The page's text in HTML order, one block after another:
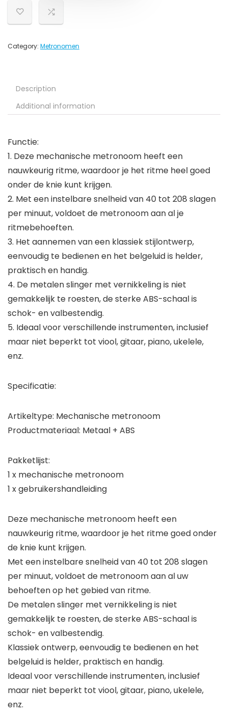
Category: Metronomen
Description
Additional information
Functie:
1. Deze mechanische metronoom heeft een
nauwkeurig ritme, waardoor je het ritme heel goed
onder de knie kunt krijgen.
2. Met een instelbare snelheid van 40 tot 208 slagen
per minuut, voldoet de metronoom aan al je
ritmebehoeften.
3. Het aannemen van een klassiek stijlontwerp,
eenvoudig te bedienen en het belgeluid is helder,
praktisch en handig.
4. De metalen slinger met vernikkeling is niet
gemakkelijk te roesten, de sterke ABS-schaal is
schok- en valbestendig.
5. Ideaal voor verschillende instrumenten, inclusief
maar niet beperkt tot viool, gitaar, piano, ukelele,
enz.
Specificatie:
Artikeltype: Mechanische metronoom
Productmateriaal: Metaal + ABS
Pakketlijst:
1 x mechanische metronoom
1 x gebruikershandleiding
Deze mechanische metronoom heeft een
nauwkeurig ritme, waardoor je het ritme goed onder
de knie kunt krijgen.
Met een instelbare snelheid van 40 tot 208 slagen
per minuut, voldoet de metronoom aan al uw
behoeften op het gebied van ritme.
De metalen slinger met vernikkeling is niet
gemakkelijk te roesten, de sterke ABS-schaal is
schok- en valbestendig.
Klassiek ontwerp, eenvoudig te bedienen en het
belgeluid is helder, praktisch en handig.
Ideaal voor verschillende instrumenten, inclusief
maar niet beperkt tot viool, gitaar, piano, ukelele,
enz.